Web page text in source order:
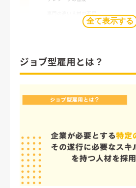
専門の高い人材の不足
大手企業の先駆け導入
即戦力となるプロフェッショナルを獲得
業務にフィットする人材の確保
職務内容と求められる成果が明確になる
継続的なスキルアップを支援
ジョブ型雇用のデメリット（企業）
全て表示する
ジョブ型雇用とは？